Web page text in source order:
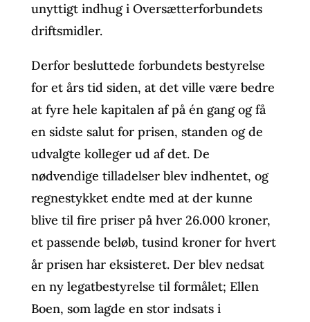
unyttigt indhug i Oversætterforbundets
driftsmidler.
Derfor besluttede forbundets bestyrelse
for et års tid siden, at det ville være bedre
at fyre hele kapitalen af på én gang og få
en sidste salut for prisen, standen og de
udvalgte kolleger ud af det. De
nødvendige tilladelser blev indhentet, og
regnestykket endte med at der kunne
blive til fire priser på hver 26.000 kroner,
et passende beløb, tusind kroner for hvert
år prisen har eksisteret. Der blev nedsat
en ny legatbestyrelse til formålet; Ellen
Boen, som lagde en stor indsats i